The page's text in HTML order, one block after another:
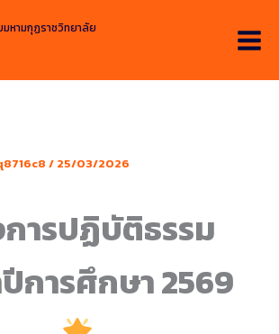
หามกุฏราชวิทยาลัย
/ 25/03/2026
การปฏิบัติธรรม
ปีการศึกษา 2569